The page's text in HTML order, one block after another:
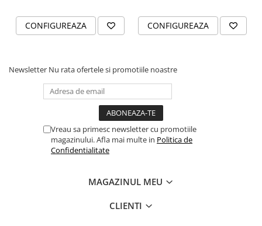
CONFIGUREAZA CONFIGUREAZA
Newsletter Nu rata ofertele si promotiile noastre
Vreau sa primesc newsletter cu promotiile
magazinului. Afla mai multe in Politica de
Confidentialitate
MAGAZINUL MEU
CLIENTI